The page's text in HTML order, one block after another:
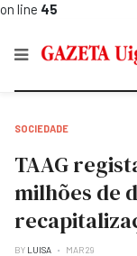
on line 45
SOCIEDADE
TAAG
milhões de
BY LUISA MAR 29